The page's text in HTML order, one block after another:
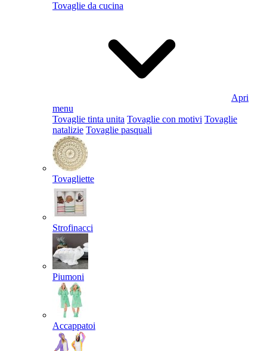
Tovaglie da cucina
Apri
menu
Tovaglie tinta unita Tovaglie con motivi Tovaglie
natalizie Tovaglie pasquali
Tovagliette
Strofinacci
Piumoni
Accappatoi